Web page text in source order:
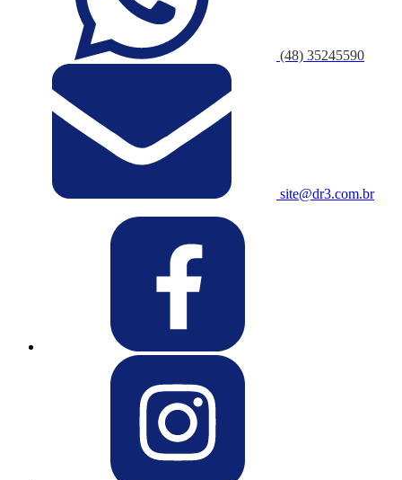
(48) 35245590
site@dr3.com.br